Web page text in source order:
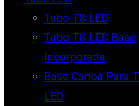
Tubo T8 LED
Tubo T8 LED Base
Incorporada
Base Canoa Para
LED